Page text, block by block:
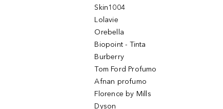
Skin1004
Lolavie
Orebella
Biopoint - Tinta
Burberry
Tom Ford Profumo
Afnan profumo
Florence by Mills
Dyson